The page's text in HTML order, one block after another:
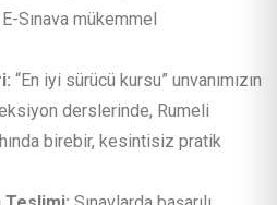
Sınava mükemmel
“En iyi sürücü kursu” unvanımızın
derslerinde, Rumeli
birebir, kesintisiz pratik